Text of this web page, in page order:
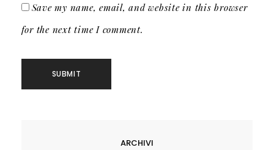
Save my name, email, and website in this browser
for the next time I comment.
ARCHIVI